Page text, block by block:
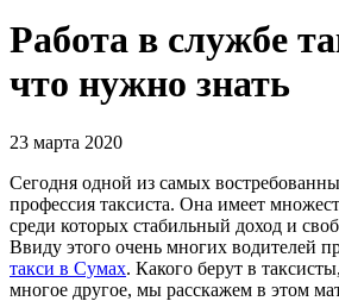
Работа в службе
что нужно знать
23 марта 2020
Сегодня одной из самых
профессия таксиста. Она имеет
среди которых стабильный доход и
Ввиду этого очень многих водителей
такси в Сумах. Какого берут в
многое другое, мы расскажем в этом